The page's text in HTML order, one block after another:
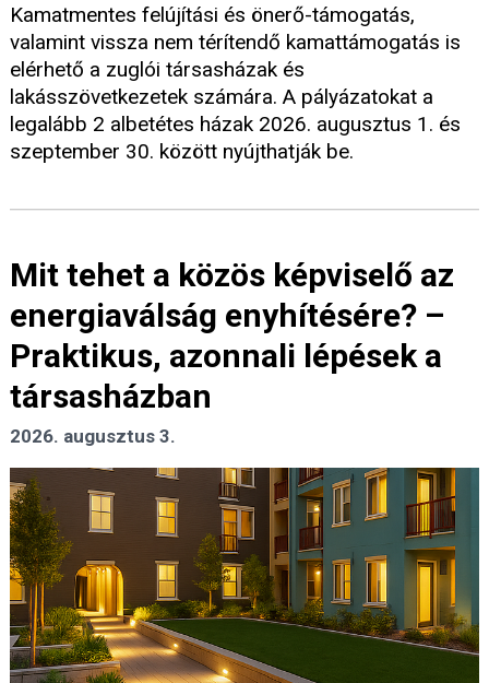
Kamatmentes felújítási és önerő-támogatás,
valamint vissza nem térítendő kamattámogatás is
elérhető a zuglói társasházak és
lakásszövetkezetek számára. A pályázatokat a
legalább 2 albetétes házak 2026. augusztus 1. és
szeptember 30. között nyújthatják be.
Mit tehet a közös képviselő az
energiaválság enyhítésére? –
Praktikus, azonnali lépések a
társasházban
2026. augusztus 3.